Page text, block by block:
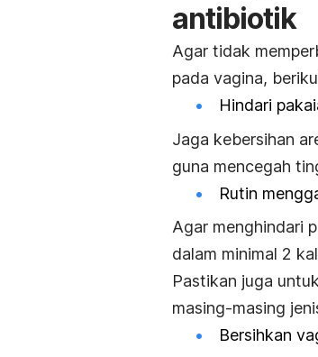
antibiotik
Agar tidak
pada vagina,
Hindari
Jaga kebersihan
guna mencegah
Rutin
Agar menghindari
dalam minimal 2
Pastikan juga
masing-masing
Bersihkan